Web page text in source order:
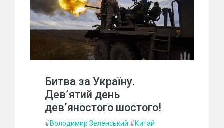
Битва за Україну.
Дев’ятий день
дев’яностого шостого!
#Володимир Зеленський #Китай